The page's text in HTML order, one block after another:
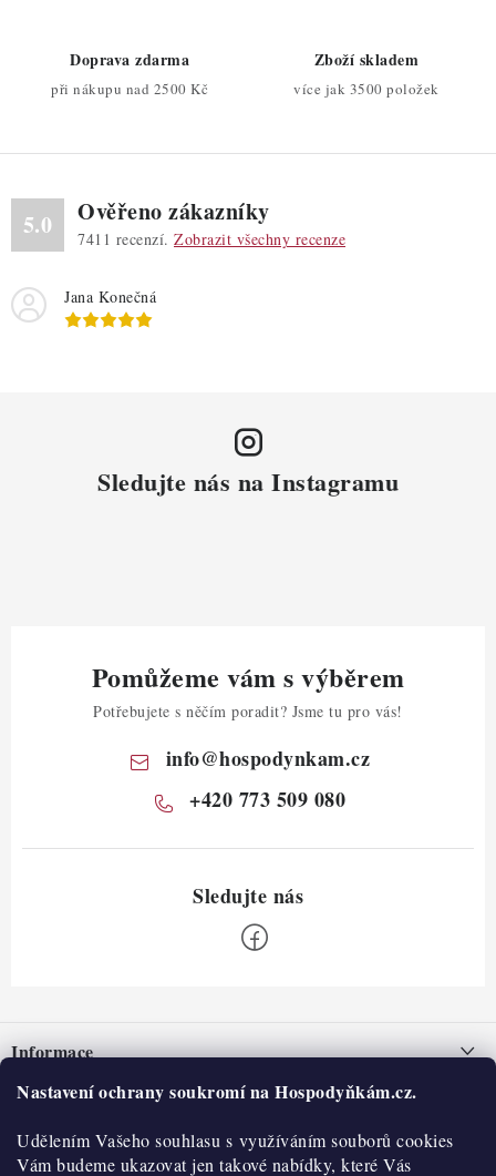
Nastavení ochrany soukromí na Hospodyňkám.cz.
Udělením Vašeho souhlasu s využíváním souborů cookies
Vám budeme ukazovat jen takové nabídky, které Vás
u
Doprava zdarma
při nákupu nad 2500 Kč
Zboží skladem
více jak 3500 položek
5.0 Ověřeno zákazníky
7411 recenzí. Zobrazit všechny recenze
Jana Konečná
Sledujte nás na Instagramu
Pomůžeme vám s výběrem
Potřebujete s něčím poradit? Jsme tu pro vás!
info@hospodynkam.cz
+420 773 509 080
pInformace
Nepřevzetí zásilky na dobírku
Obchodní podmínky
O nás
Historie
O nákupu